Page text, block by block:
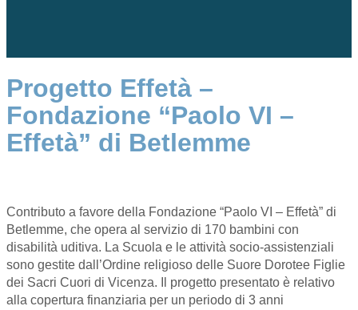
Progetto Effetà –
Fondazione “Paolo VI –
Effetà” di Betlemme
Contributo a favore della Fondazione “Paolo VI – Effetà” di
Betlemme, che opera al servizio di 170 bambini con
disabilità uditiva. La Scuola e le attività socio-assistenziali
sono gestite dall’Ordine religioso delle Suore Dorotee Figlie
dei Sacri Cuori di Vicenza. Il progetto presentato è relativo
alla copertura finanziaria per un periodo di 3 anni